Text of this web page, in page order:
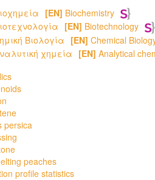
[EN] Biochemistry
[EN] Biotechnology
Βιολογία [EN] Chemical
χημεία [EN] Analytical
persica
peaches
profile statistics